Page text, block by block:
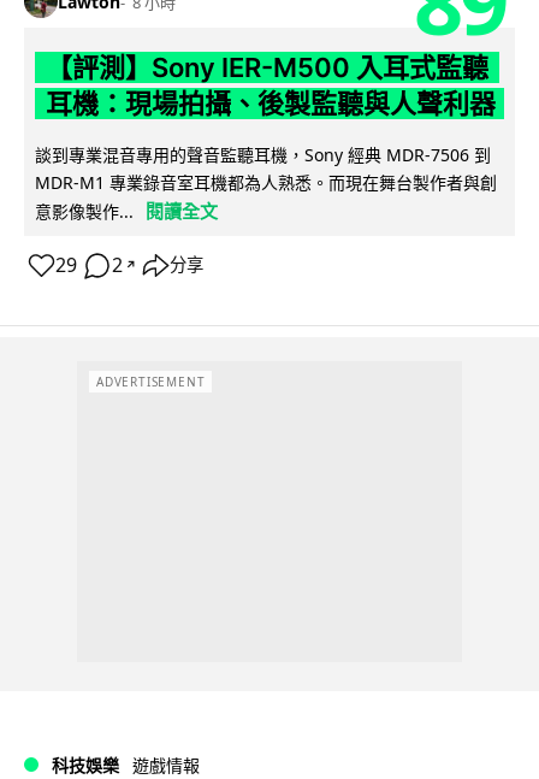
【評測】Sony IER-M500 入耳式監聽
耳機：現場拍攝、後製監聽與人聲利器
談到專業混音專用的聲音監聽耳機，Sony 經典 MDR-7506 到
MDR-M1 專業錄音室耳機都為人熟悉。而現在舞台製作者與創
意影像製作...
閱讀全文
29 2 ↗ 分享
ADVERTISEMENT
科技娛樂 遊戲情報